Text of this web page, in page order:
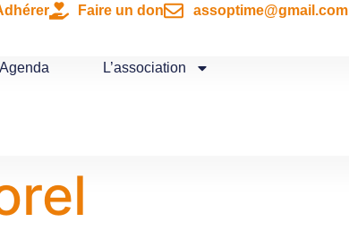
Faire un don assoptime@gmail.com
Agenda L’association